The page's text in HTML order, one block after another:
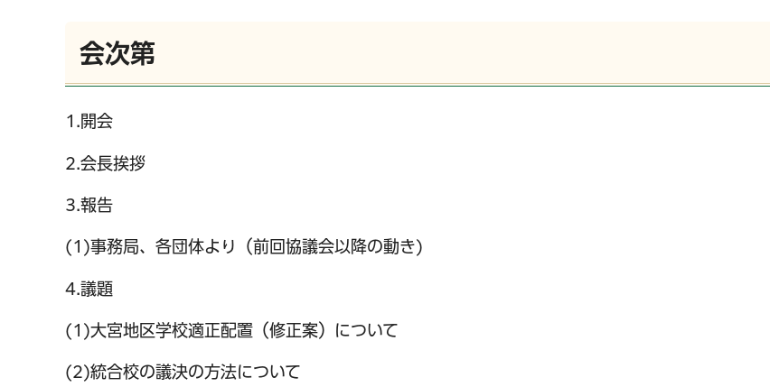
会次第
1.開会
2.会長挨拶
3.報告
(1)事務局、各団体より（前回協議会以降の動き)
4.議題
(1)大宮地区学校適正配置（修正案）について
(2)統合校の議決の方法について